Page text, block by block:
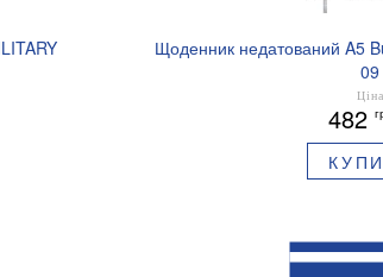
Щоденник недатований A5
09
Ціна
482